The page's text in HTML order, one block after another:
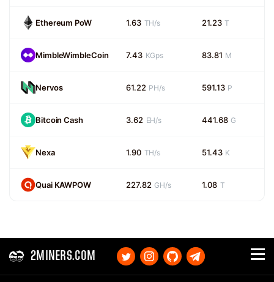
Ethereum PoW 1.63 TH/s 21.23 T
MimbleWimbleCoin 7.43 KGps 83.81 M
Nervos 61.22 PH/s 591.13 P
Bitcoin Cash 3.62 EH/s 441.68 G
Nexa 1.90 TH/s 51.43 K
Quai KAWPOW 227.82 GH/s 1.08 T
2MINERS.COM